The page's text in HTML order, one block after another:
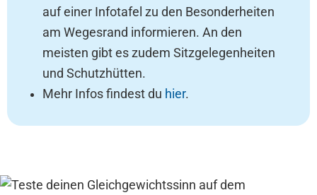
auf einer Infotafel zu den Besonderheiten
am Wegesrand informieren. An den
meisten gibt es zudem Sitzgelegenheiten
und Schutzhütten.
Mehr Infos findest du hier.